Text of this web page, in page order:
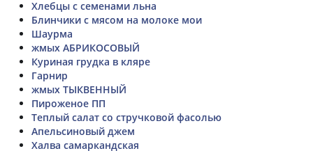
Хлебцы с семенами льна
Блинчики с мясом на молоке мои
Шаурма
жмых АБРИКОСОВЫЙ
Куриная грудка в кляре
Гарнир
жмых ТЫКВЕННЫЙ
Пироженое ПП
Теплый салат со стручковой фасолью
Апельсиновый джем
Халва самаркандская